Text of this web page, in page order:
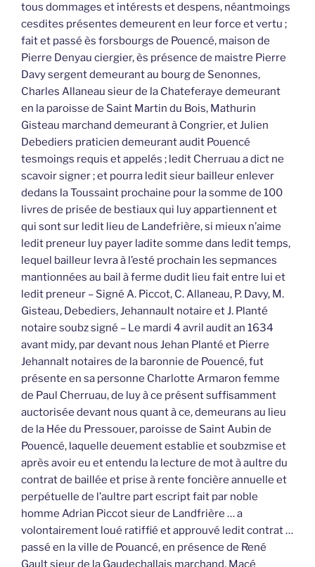
tous dommages et intérests et despens, néantmoings
cesdites présentes demeurent en leur force et vertu ;
fait et passé ès forsbourgs de Pouencé, maison de
Pierre Denyau ciergier, ès présence de maistre Pierre
Davy sergent demeurant au bourg de Senonnes,
Charles Allaneau sieur de la Chateferaye demeurant
en la paroisse de Saint Martin du Bois, Mathurin
Gisteau marchand demeurant à Congrier, et Julien
Debediers praticien demeurant audit Pouencé
tesmoings requis et appelés ; ledit Cherruau a dict ne
scavoir signer ; et pourra ledit sieur bailleur enlever
dedans la Toussaint prochaine pour la somme de 100
livres de prisée de bestiaux qui luy appartiennent et
qui sont sur ledit lieu de Landefrière, si mieux n’aime
ledit preneur luy payer ladite somme dans ledit temps,
lequel bailleur levra à l’esté prochain les sepmances
mantionnées au bail à ferme dudit lieu fait entre lui et
ledit preneur – Signé A. Piccot, C. Allaneau, P. Davy, M.
Gisteau, Debediers, Jehannault notaire et J. Planté
notaire soubz signé – Le mardi 4 avril audit an 1634
avant midy, par devant nous Jehan Planté et Pierre
Jehannalt notaires de la baronnie de Pouencé, fut
présente en sa personne Charlotte Armaron femme
de Paul Cherruau, de luy à ce présent suffisamment
auctorisée devant nous quant à ce, demeurans au lieu
de la Hée du Pressouer, paroisse de Saint Aubin de
Pouencé, laquelle deuement establie et soubzmise et
après avoir eu et entendu la lecture de mot à aultre du
contrat de baillée et prise à rente foncière annuelle et
perpétuelle de l’aultre part escript fait par noble
homme Adrian Piccot sieur de Landfrière … a
volontairement loué ratiffié et approuvé ledit contrat …
passé en la ville de Pouancé, en présence de René